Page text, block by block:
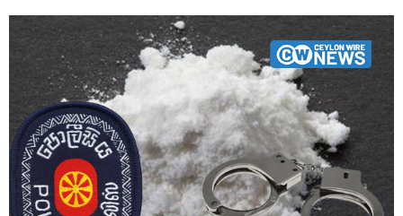
Type and hit enter